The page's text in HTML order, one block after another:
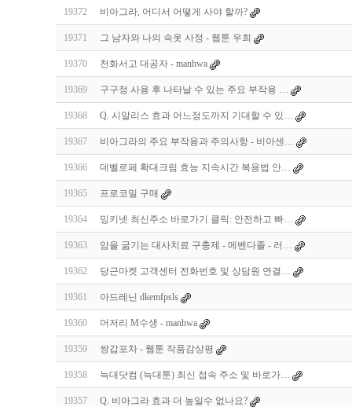
19372 비아그라, 어디서 어떻게 사야 할까?
19371 그 남자와 나의 속옷 사정 - 웹툰 우희
19370 천화서고 대공자 - manhwa
19369 구구정 사용 후 나타날 수 있는 주요 부작용 …
19368 Q. 시알리스 효과 어느정도까지 기대할 수 있…
19367 비아그라의 주요 부작용과 주의사항 - 비아센…
19366 데벨로페 확대크림 효능 지속시간 복용법 안…
19365 프로코밀 구매
19364 밍키넷 최신주소 바로가기 클릭: 안전하고 빠…
19363 암을 굶기는 대사치료 구충제 - 메벤다졸 - 러…
19362 당근마켓 고객센터 전화번호 및 상담원 연결…
19361 아드레닌 dkemfpsls
19360 머저리 M수생 - manhwa
19359 쌍갑포차 - 웹툰 작품감상평
19358 늑대닷컴 (늑대툰) 최신 접속 주소 및 바로가…
19357 Q. 비아그라 효과 더 높일수 없나요?